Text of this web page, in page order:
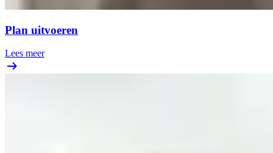
Plan uitvoeren
Lees meer